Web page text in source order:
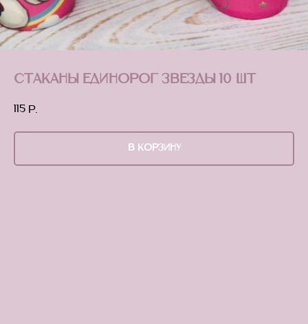
Стаканы единорог звезды 10 шт
115 р.
В КОРЗИНУ